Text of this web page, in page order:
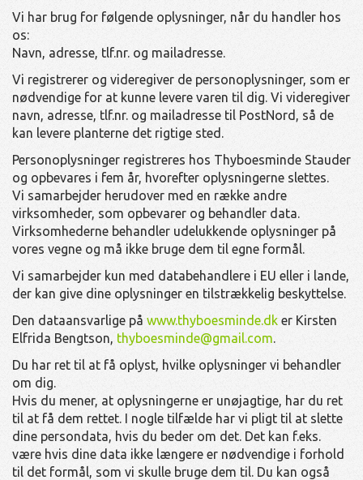
Vi har brug for følgende oplysninger, når du handler hos
os:
Navn, adresse, tlf.nr. og mailadresse.
Vi registrerer og videregiver de personoplysninger, som er
nødvendige for at kunne levere varen til dig. Vi videregiver
navn, adresse, tlf.nr. og mailadresse til PostNord, så de
kan levere planterne det rigtige sted.
Personoplysninger registreres hos Thyboesminde Stauder
og opbevares i fem år, hvorefter oplysningerne slettes.
Vi samarbejder herudover med en række andre
virksomheder, som opbevarer og behandler data.
Virksomhederne behandler udelukkende oplysninger på
vores vegne og må ikke bruge dem til egne formål.
Vi samarbejder kun med databehandlere i EU eller i lande,
der kan give dine oplysninger en tilstrækkelig beskyttelse.
Den dataansvarlige på www.thyboesminde.dk er Kirsten
Elfrida Bengtson, thyboesminde@gmail.com.
Du har ret til at få oplyst, hvilke oplysninger vi behandler
om dig.
Hvis du mener, at oplysningerne er unøjagtige, har du ret
til at få dem rettet. I nogle tilfælde har vi pligt til at slette
dine persondata, hvis du beder om det. Det kan f.eks.
være hvis dine data ikke længere er nødvendige i forhold
til det formål, som vi skulle bruge dem til. Du kan også